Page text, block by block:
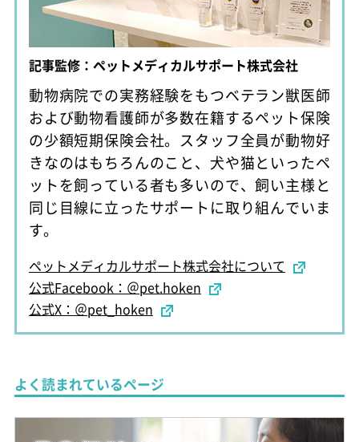
記事監修：ペットメディカルサポート株式会社
動物病院での実務経験をもつベテラン獣医師
および動物看護師が多数在籍するペット保険
の少額短期保険会社。スタッフ全員が動物好
きなのはもちろんのこと、犬や猫といったペ
ットを飼っている者も多いので、飼い主様と
同じ目線に立ったサポートに取り組んでいま
す。
ペットメディカルサポート株式会社について
公式Facebook：＠pet.hoken
公式X：＠pet_hoken
よく読まれているページ